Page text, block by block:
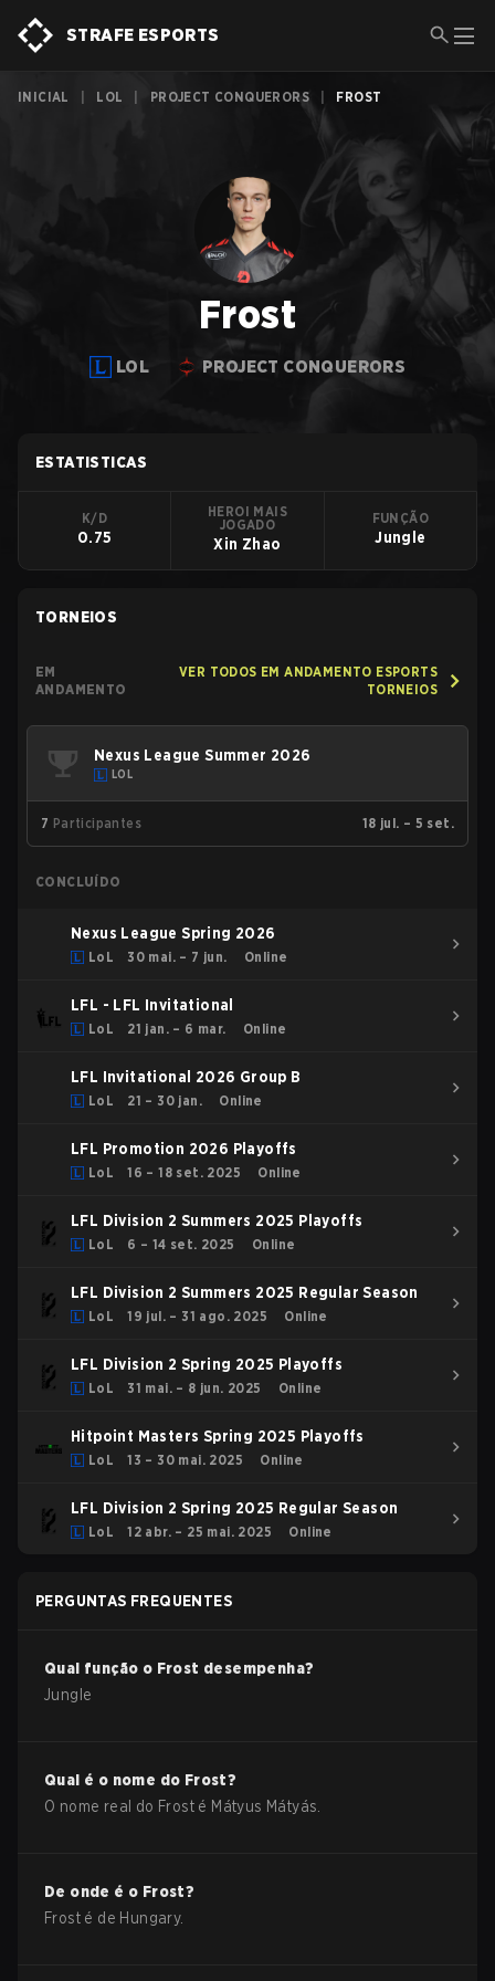
STRAFE ESPORTS
INICIAL LOL PROJECT CONQUERORS FROST
Frost
LOL PROJECT CONQUERORS
ESTATISTICAS
K/D
0.75
HEROI MAIS
JOGADO
Xin Zhao
FUNÇÃO
Jungle
TORNEIOS
EM
ANDAMENTO
VER TODOS EM ANDAMENTO ESPORTS
TORNEIOS
Nexus League Summer 2026
LOL
7 Participantes 18 jul. – 5 set.
CONCLUÍDO
Nexus League Spring 2026
LoL 30 mai. – 7 jun. Online
LFL - LFL Invitational
LoL 21 jan. – 6 mar. Online
LFL Invitational 2026 Group B
LoL 21 – 30 jan. Online
LFL Promotion 2026 Playoffs
LoL 16 – 18 set. 2025 Online
LFL Division 2 Summers 2025 Playoffs
LoL 6 – 14 set. 2025 Online
LFL Division 2 Summers 2025 Regular Season
LoL 19 jul. – 31 ago. 2025 Online
LFL Division 2 Spring 2025 Playoffs
LoL 31 mai. – 8 jun. 2025 Online
Hitpoint Masters Spring 2025 Playoffs
LoL 13 – 30 mai. 2025 Online
LFL Division 2 Spring 2025 Regular Season
LoL 12 abr. – 25 mai. 2025 Online
PERGUNTAS FREQUENTES
Qual função o Frost desempenha?
Jungle
Qual é o nome do Frost?
O nome real do Frost é Mátyus Mátyás
De onde é o Frost?
Frost é de Hungary.